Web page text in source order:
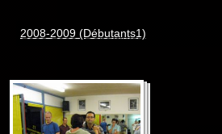
2008-2009 (Débutants1)